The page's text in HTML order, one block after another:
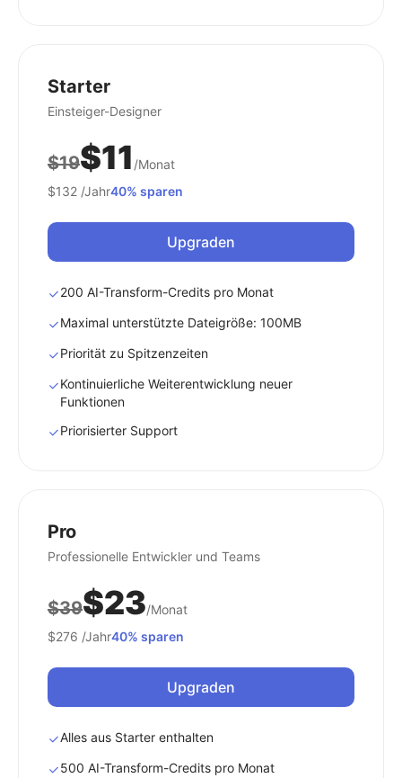
Starter
Einsteiger-Designer
$19$11 /Monat
$132 /Jahr40% sparen
Upgraden
200 AI-Transform-Credits pro Monat
Maximal unterstützte Dateigröße: 100MB
Priorität zu Spitzenzeiten
Kontinuierliche Weiterentwicklung neuer
Funktionen
Priorisierter Support
Pro
Professionelle Entwickler und Teams
$39$23/Monat
$276 /Jahr40% sparen
Upgraden
Alles aus Starter enthalten
500 AI-Transform-Credits pro Monat